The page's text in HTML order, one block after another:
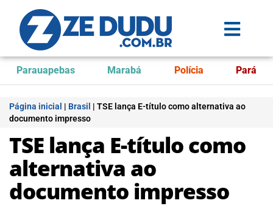
Parauapebas Marabá Polícia Pará
Página inicial | Brasil | TSE lança E-título como alternativa ao
documento impresso
TSE lança E-título como
alternativa ao
documento impresso